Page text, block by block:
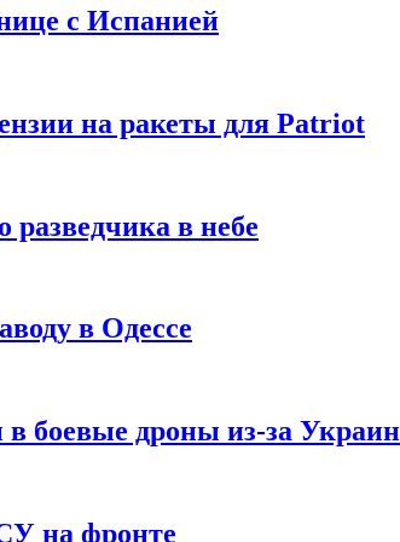
с Испанией
на ракеты для Patriot
разведчика в небе
в Одессе
в боевые дроны из-за
на фронте